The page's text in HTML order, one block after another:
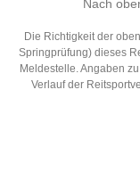
Nach
Die Richtigkeit der
Springprüfung) dieses
Meldestelle. Angaben
Verlauf der